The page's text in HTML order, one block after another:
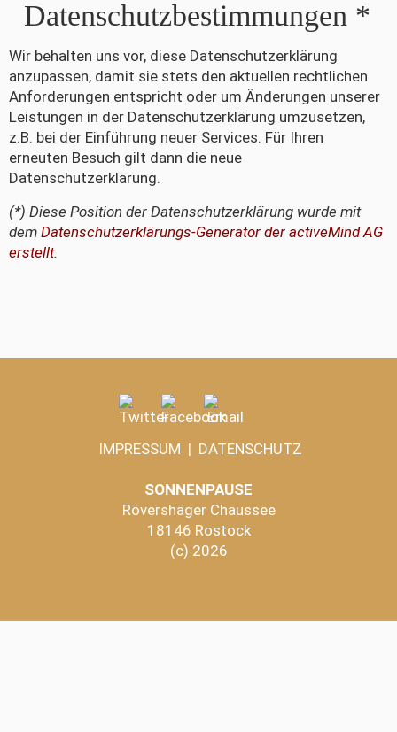
Datenschutzbestimmungen *
Wir behalten uns vor, diese Datenschutzerklärung
anzupassen, damit sie stets den aktuellen rechtlichen
Anforderungen entspricht oder um Änderungen unserer
Leistungen in der Datenschutzerklärung umzusetzen,
z.B. bei der Einführung neuer Services. Für Ihren
erneuten Besuch gilt dann die neue
Datenschutzerklärung.
(*) Diese Position der Datenschutzerklärung wurde mit
dem Datenschutzerklärungs-Generator der activeMind AG
erstellt.
IMPRESSUM | DATENSCHUTZ
SONNENPAUSE
Rövershäger Chaussee
18146 Rostock
(c) 2026